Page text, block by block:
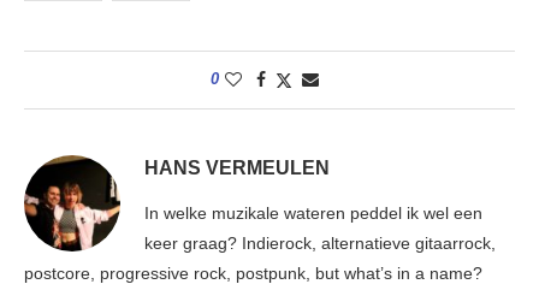
0
HANS VERMEULEN
In welke muzikale wateren peddel ik wel een
keer graag? Indierock, alternatieve gitaarrock,
postcore, progressive rock, postpunk, but what’s in a name?